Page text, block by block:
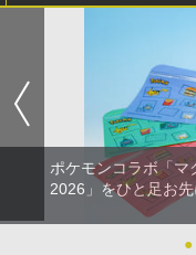
ポケモンコラボ「マ
2026」をひと足お
●